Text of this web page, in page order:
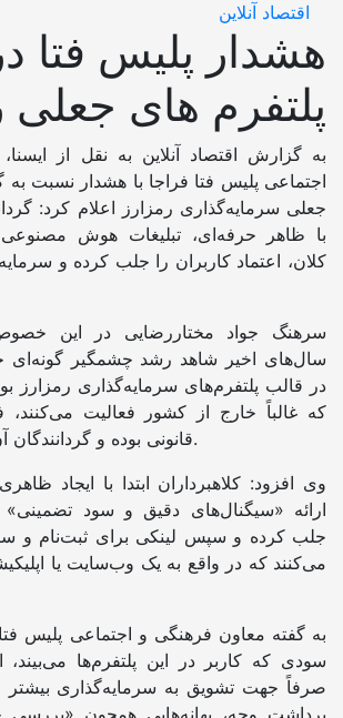
اقتصاد آنلاین
هشدار پلیس فتا
پلتفرم های جعلی
به گزارش اقتصاد آنلاین به نقل از
اجتماعی پلیس فتا فراجا با هشدار نسبت
جعلی سرمایه‌گذاری رمزارز اعلام کرد:
با ظاهر حرفه‌ای، تبلیغات هوش
کلان، اعتماد کاربران را جلب کرده و
سرهنگ جواد مختاررضایی در این
سال‌های اخیر شاهد رشد چشمگیر گونه‌ای
در قالب پلتفرم‌های سرمایه‌گذاری رمزارز
که غالباً خارج از کشور فعالیت می‌کنند،
قانونی بوده و گردانندگان آن‌ها ناشناس هستند.
وی افزود: کلاهبرداران ابتدا با ایجاد
ارائه «سیگنال‌های دقیق و سود تضمینی»
جلب کرده و سپس لینکی برای ثبت‌نام و
می‌کنند که در واقع به یک وب‌سایت یا
به گفته معاون فرهنگی و اجتماعی پلیس
سودی که کاربر در این پلتفرم‌ها
صرفاً جهت تشویق به سرمایه‌گذاری
برداشت وجه، بهانه‌هایی همچون